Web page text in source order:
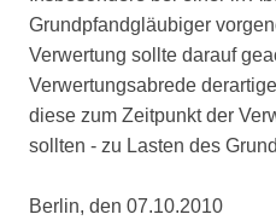
Grundpfandgläubiger
Verwertung sollte darauf
Verwertungsabrede
diese zum Zeitpunkt der
sollten - zu Lasten des
Berlin, den 07.10.2010